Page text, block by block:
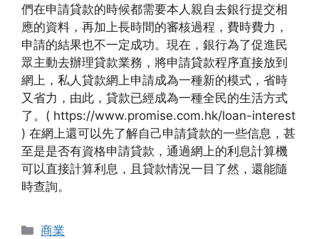
們在申請貸款的時候都需要本人親自去銀行提交相
應的資料，再加上長時間的審核過程，費時費力，
申請的結果也不一定成功。現在，銀行為了促進民
眾主動去辦理貸款業務，將申請貸款程序直接放到
網上，私人貸款網上申請成為一種新的模式，省時
又省力，由此，貸款已經成為一種全民的生活方式
了。( https://www.promise.com.hk/loan-interest
) 在網上還可以先了解自己申請貸款的一些信息，甚
至是是否有資格申請貸款，通過網上的利息計算機
可以直接計算利息，且貸款情況一目了然，還能隨
時查詢。
Categories
商業